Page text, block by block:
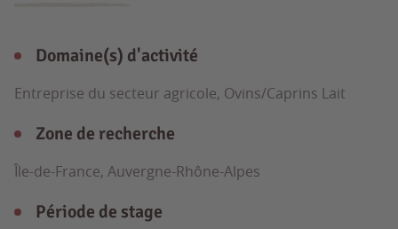
Domaine(s) d'activité
Entreprise du secteur agricole, Ovins/Caprins Lait
Zone de recherche
Île-de-France, Auvergne-Rhône-Alpes
Période de stage